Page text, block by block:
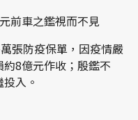
前車之鑑視而不見
張防疫保單，因疫情嚴
8億元作收；殷鑑不
入。